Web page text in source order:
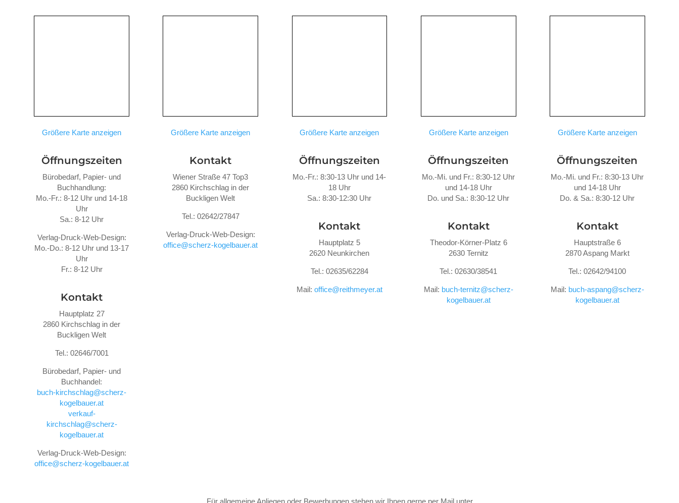
Größere Karte anzeigen
Öffnungszeiten
Bürobedarf, Papier- und
Buchhandlung:
Mo.-Fr.: 8-12 Uhr und 14-18
Uhr
Sa.: 8-12 Uhr
Verlag-Druck-Web-Design:
Mo.-Do.: 8-12 Uhr und 13-17
Uhr
Fr.: 8-12 Uhr
Kontakt
Hauptplatz 27
2860 Kirchschlag in der
Buckligen Welt
Tel.: 02646/7001
Bürobedarf, Papier- und
Buchhandel:
buch-kirchschlag@scherz-
kogelbauer.at
verkauf-
kirchschlag@scherz-
kogelbauer.at
Verlag-Druck-Web-Design:
office@scherz-kogelbauer.at
Größere Karte anzeigen
Kontakt
Wiener Straße 47 Top3
2860 Kirchschlag in der
Buckligen Welt
Tel.: 02642/27847
Verlag-Druck-Web-Design:
office@scherz-kogelbauer.at
Größere Karte anzeigen
Öffnungszeiten
Mo.-Fr.: 8:30-13 Uhr und 14-
18 Uhr
Sa.: 8:30-12:30 Uhr
Kontakt
Hauptplatz 5
2620 Neunkirchen
Tel.: 02635/62284
Mail: office@reithmeyer.at
Größere Karte anzeigen
Öffnungszeiten
Mo.-Mi. und Fr.: 8:30-12 Uhr
und 14-18 Uhr
Do. und Sa.: 8:30-12 Uhr
Kontakt
Theodor-Körner-Platz 6
2630 Ternitz
Tel.: 02630/38541
Mail: buch-ternitz@scherz-
kogelbauer.at
Größere Karte anzeigen
Öffnungszeiten
Mo.-Mi. und Fr.: 8:30-13 Uhr
und 14-18 Uhr
Do. & Sa.: 8:30-12 Uhr
Kontakt
Hauptstraße 6
2870 Aspang Markt
Tel.: 02642/94100
Mail: buch-aspang@scherz-
kogelbauer.at
Für allgemeine Anliegen oder Bewerbungen stehen wir Ihnen gerne per Mail unter